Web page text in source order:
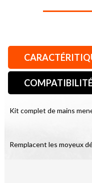
Kit complet de mains
Remplacent les moyeux